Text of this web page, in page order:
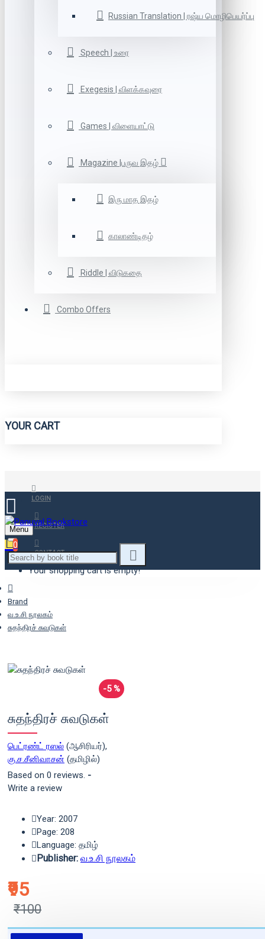
Russian Translation | ரஷ்ய மொழிபெயர்ப்பு
Speech | உரை
Exegesis | விளக்கவுரை
Games | விளையாட்டு
Magazine |பருவ இதழ்
இரு மாத இதழ்
காலாண்டிதழ்
Riddle | விடுகதை
Combo Offers
YOUR CART
LOGIN
REGISTER
CONTACT
Menu
0
Your shopping cart is empty!
Brand
வ.உ.சி நூலகம்
சுதந்திரச் சுவடுகள்
-5 %
சுதந்திரச் சுவடுகள்
பெட்ரண்ட் ரஸல் (ஆசிரியர்),
கு.ச.சீனிவாசன் (தமிழில்)
Based on 0 reviews. -
Write a review
₹95
₹100
Year: 2007
Page: 208
Language: தமிழ்
Publisher: வ.உ.சி நூலகம்
புத்தகம் 3 - 7 நாட்களில் அனுப்பி